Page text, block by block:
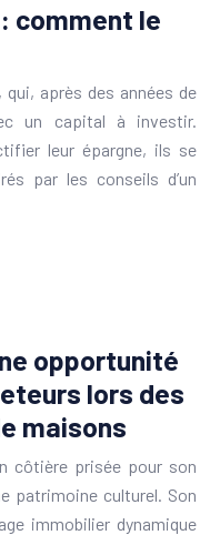
comment le
après des années de
un capital à investir.
leur épargne, ils se
par les conseils d’un
opportunité
lors des
maisons
côtière prisée pour son
patrimoine culturel. Son
immobilier dynamique